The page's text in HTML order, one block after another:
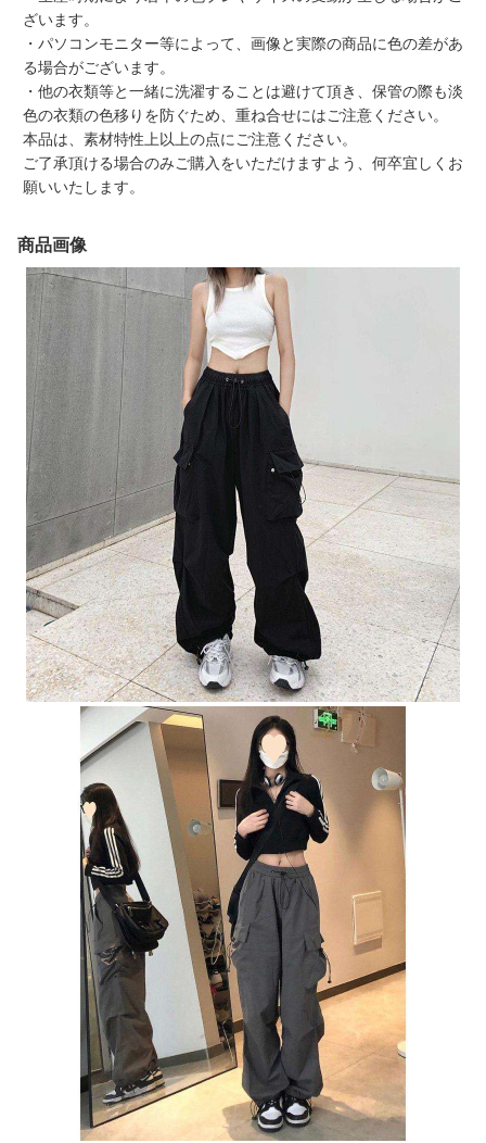
ざいます。
・パソコンモニター等によって、画像と実際の商品に色の差があ
る場合がございます。
・他の衣類等と一緒に洗濯することは避けて頂き、保管の際も淡
色の衣類の色移りを防ぐため、重ね合せにはご注意ください。
本品は、素材特性上以上の点にご注意ください。
ご了承頂ける場合のみご購入をいただけますよう、何卒宜しくお
願いいたします。
商品画像